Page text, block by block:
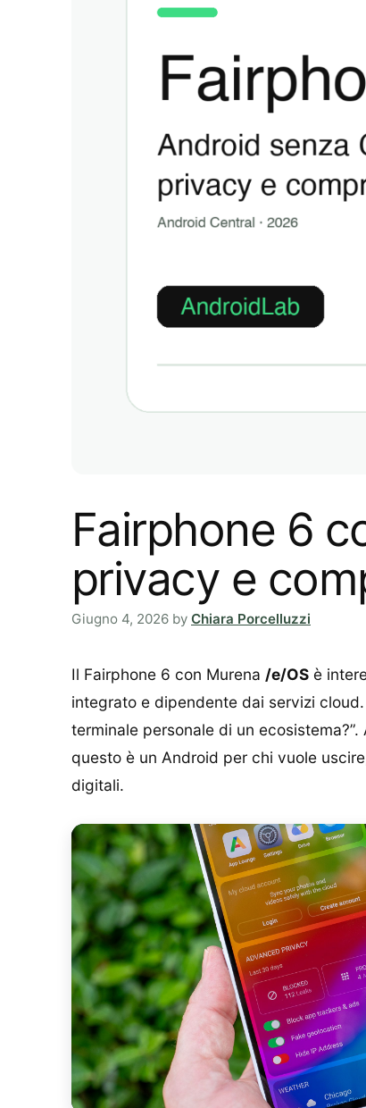
Fairphone 6
privacy e
Giugno 4, 2026 by Chiara Porcelluzzi
Il Fairphone 6 con Murena /e/OS è
integrato e dipendente dai servizi
terminale personale di un
questo è un Android per chi vuole
digitali.